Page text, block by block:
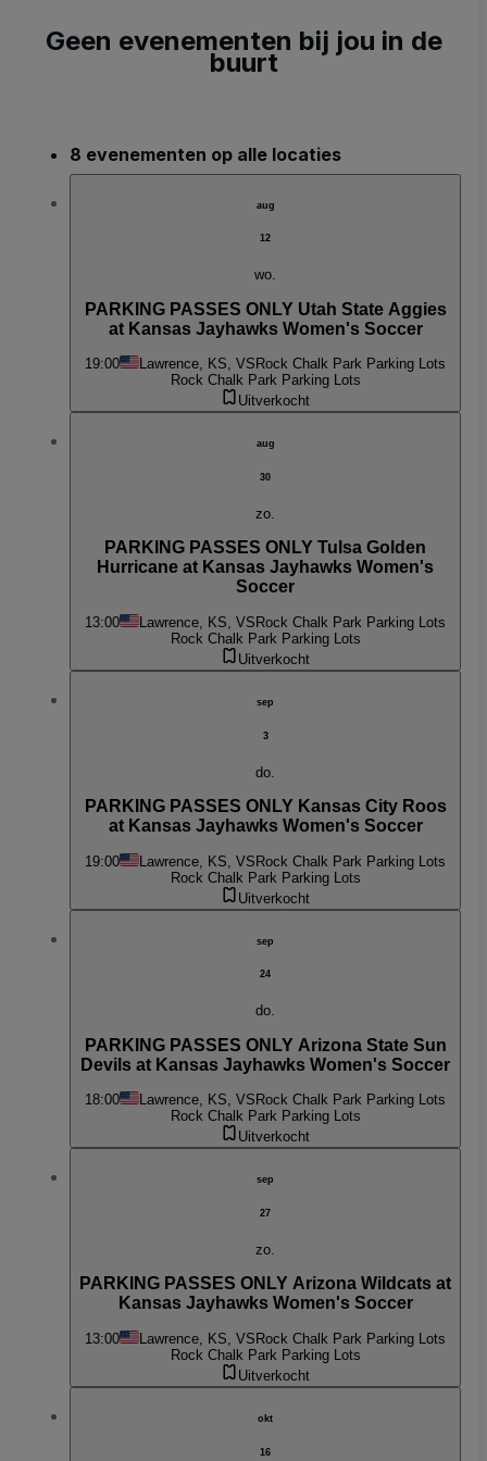
Geen evenementen bij jou in de
buurt
8 evenementen op alle locaties
aug
12
wo.
PARKING PASSES ONLY Utah State Aggies
at Kansas Jayhawks Women's Soccer
19:00 Lawrence, KS, VS Rock Chalk Park Parking Lots
Rock Chalk Park Parking Lots
Uitverkocht
aug
30
zo.
PARKING PASSES ONLY Tulsa Golden
Hurricane at Kansas Jayhawks Women's
Soccer
13:00 Lawrence, KS, VS Rock Chalk Park Parking Lots
Rock Chalk Park Parking Lots
Uitverkocht
sep
3
do.
PARKING PASSES ONLY Kansas City Roos
at Kansas Jayhawks Women's Soccer
19:00 Lawrence, KS, VSRock Chalk Park Parking Lots
Rock Chalk Park Parking Lots
Uitverkocht
sep
24
do.
PARKING PASSES ONLY Arizona State Sun
Devils at Kansas Jayhawks Women's Soccer
18:00 Lawrence, KS, VS Rock Chalk Park Parking Lots
Rock Chalk Park Parking Lots
Uitverkocht
sep
27
zo.
PARKING PASSES ONLY Arizona Wildcats at
Kansas Jayhawks Women's Soccer
13:00 Lawrence, KS, VS Rock Chalk Park Parking Lots
Rock Chalk Park Parking Lots
Uitverkocht
okt
16